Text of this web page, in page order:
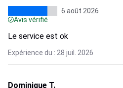
6 août 2026
Avis vérifié
Le service est ok
Expérience du : 28 juil. 2026
Dominique T.